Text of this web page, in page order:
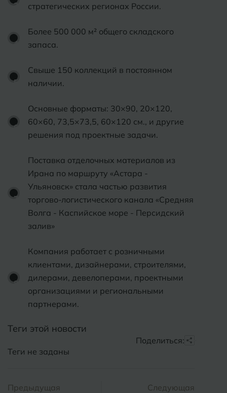
стратегических регионах России.
Более 500 000 м² общего складского
запаса.
Свыше 150 коллекций в постоянном
наличии.
Основные форматы: 30×90, 20×120,
60×60, 73,5×73,5, 60×120 см., и другие
решения под проектные задачи.
Поставка отделочных материалов из
Ирана по маршруту «Астара -
Ульяновск» стала частью развития
торгово-логистического канала «Средняя
Волга - Каспийское море - Персидский
залив»
Компания работает с розничными
клиентами, дизайнерами, строителями,
дилерами, девелоперами, проектными
организациями и региональными
партнерами.
Теги этой новости
Теги не заданы
Поделиться:
Предыдущая Следующая